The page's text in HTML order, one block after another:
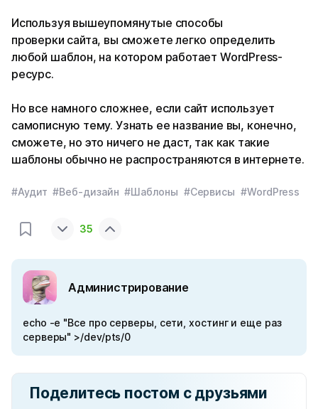
Используя вышеупомянутые способы
проверки сайта, вы сможете легко определить
любой шаблон, на котором работает WordPress-
ресурс.
Но все намного сложнее, если сайт использует
самописную тему. Узнать ее название вы, конечно,
сможете, но это ничего не даст, так как такие
шаблоны обычно не распространяются в интернете.
#Аудит #Веб-дизайн #Шаблоны #Сервисы #WordPress
35
Администрирование
echo -e "Все про серверы, сети, хостинг и еще раз
серверы" >/dev/pts/0
Поделитесь постом с друзьями